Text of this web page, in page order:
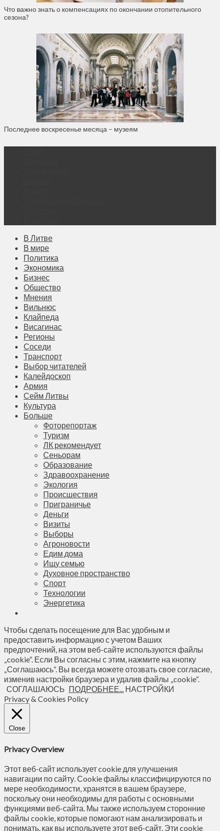
Что важно знать о компенсациях по окончании отопительного
сезона?
Последнее воскресенье месяца – музеям
В Литве
В мире
Политика
Экономика
Бизнес
Общество
Мнения
Вильнюс
Клайпеда
Висагинас
Регионы
Соседи
Транспорт
Выбор читателей
Калейдоскоп
Армия
Сейм Литвы
Культура
Больше
Фоторепортаж
Туризм
ЛК рекомендует
Сеньорам
Образование
Здравоохранение
Экология
Происшествия
Приграничье
Деньги
Визиты
Выборы
Агроновости
Едим дома
Ищу семью
Духовное пространство
Спорт
Технологии
Энергетика
Чтобы сделать посещение для Вас удобным и
предоставить информацию с учетом Ваших
предпочтений, на этом веб-сайте используются файлы
„cookie“. Если Вы согласны с этим, нажмите на кнопку
„Соглашаюсь“. Вы всегда можете отозвать свое согласие,
изменив настройки браузера и удалив файлы „cookie“.
СОГЛАШАЮСЬ ПОДРОБНЕЕ... НАСТРОЙКИ
Privacy & Cookies Policy
Close
Privacy Overview
Этот веб-сайт использует cookie для улучшения
навигации по сайту. Сookie файлы классифицируются по
мере необходимости, хранятся в вашем браузере,
поскольку они необходимы для работы с основными
функциями веб-сайта. Мы также используем сторонние
файлы cookie, которые помогают нам анализировать и
понимать, как вы используете этот веб-сайт. Эти cookie